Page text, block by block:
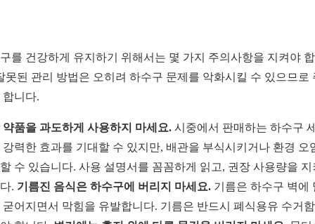
를 건강하게 유지하기 위해서는 몇 가지 주의사항을 지켜야
못된 관리 방법은 오히려 하수구 문제를 악화시킬 수 있으므로
합니다.
약품을 과도하게 사용하지 마세요. 시중에서 판매하는 하수구
강력한 효과를 기대할 수 있지만, 배관을 부식시키거나 환경 오
수 있습니다. 사용 설명서를 꼼꼼하게 읽고, 권장 사용량을 지
. 기름진 음식은 하수구에 버리지 마세요. 기름은 하수구 벽에
굳어지면서 막힘을 유발합니다. 기름은 반드시 폐식용유 수거